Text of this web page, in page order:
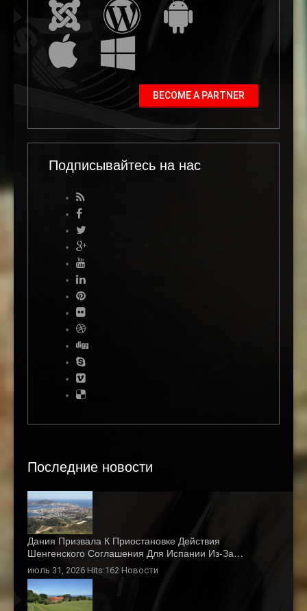
BECOME A PARTNER
Подписывайтесь на нас
Последние новости
Дания Призвала К Приостановке Действия
Шенгенского Соглашения Для Испании Из-За…
июль 31, 2026 Hits:162 Новости